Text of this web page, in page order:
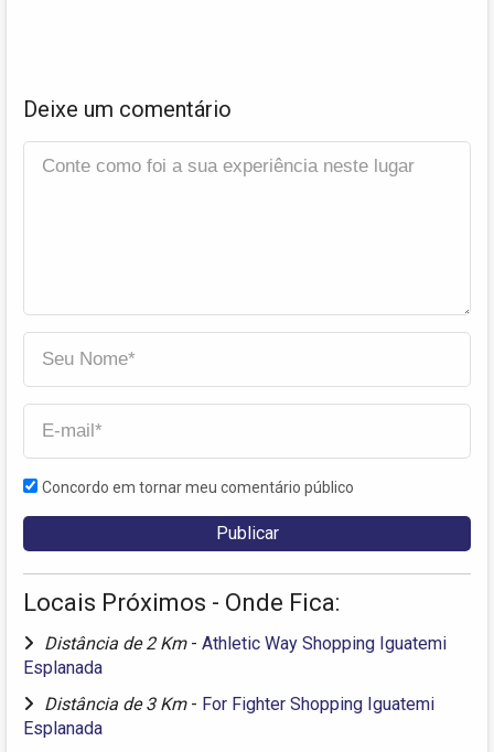
Deixe um comentário
Concordo em tornar meu comentário público
Locais Próximos - Onde Fica:
Distância de 2 Km - Athletic Way Shopping Iguatemi
Esplanada
Distância de 3 Km - For Fighter Shopping Iguatemi
Esplanada